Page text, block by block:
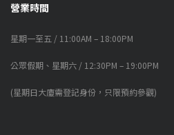
營業時間
星期一至五 / 11:00AM – 18:00PM
公眾假期、星期六 / 12:30PM – 19:00PM
(星期日大廈需登記身份，只限預約參觀)